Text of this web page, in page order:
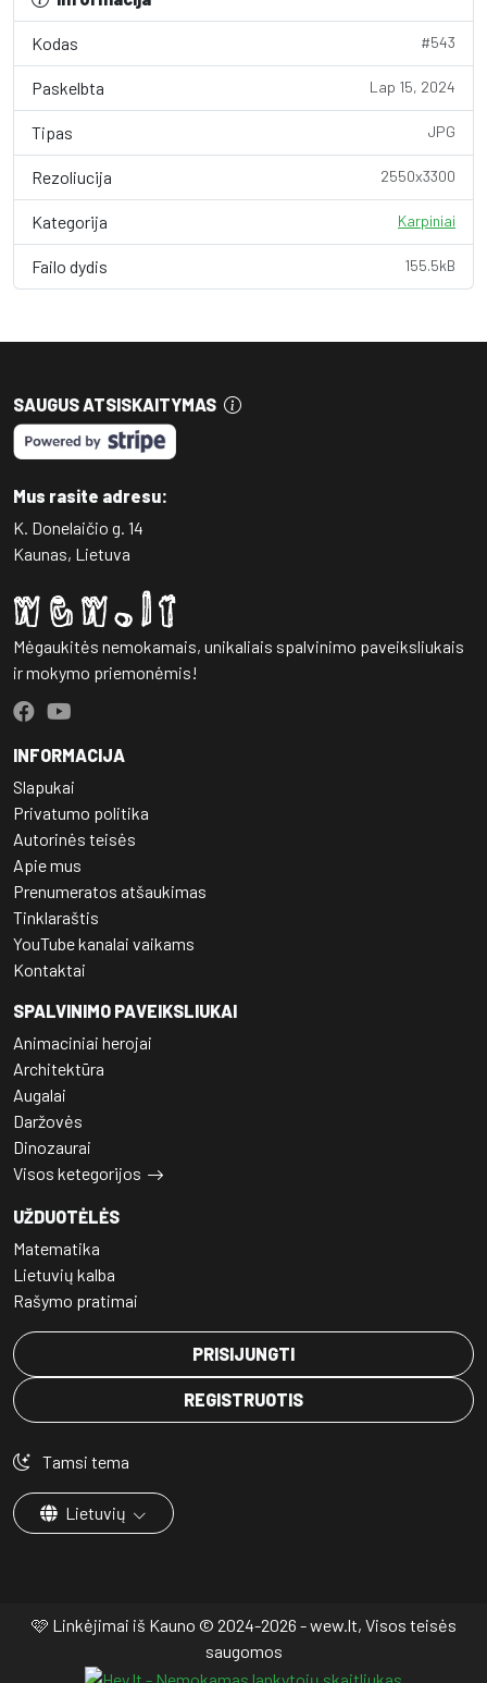
Kodas #543
Paskelbta Lap 15, 2024
Tipas JPG
Rezoliucija 2550x3300
Kategorija Karpiniai
Failo dydis 155.5kB
SAUGUS ATSISKAITYMAS
Mus rasite adresu:
K. Donelaičio g. 14
Kaunas, Lietuva
Mėgaukitės nemokamais, unikaliais spalvinimo paveiksliukais
ir mokymo priemonėmis!
INFORMACIJA
Slapukai
Privatumo politika
Autorinės teisės
Apie mus
Prenumeratos atšaukimas
Tinklaraštis
YouTube kanalai vaikams
Kontaktai
SPALVINIMO PAVEIKSLIUKAI
Animaciniai herojai
Architektūra
Augalai
Daržovės
Dinozaurai
Visos ketegorijos
UŽDUOTĖLĖS
Matematika
Lietuvių kalba
Rašymo pratimai
PRISIJUNGTI
REGISTRUOTIS
Tamsi tema
Lietuvių
🩷 Linkėjimai iš Kauno © 2024-2026 - wew.lt, Visos teisės
saugomos